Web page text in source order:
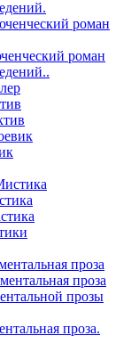
роман
роман
проза
проза
прозы
проза.